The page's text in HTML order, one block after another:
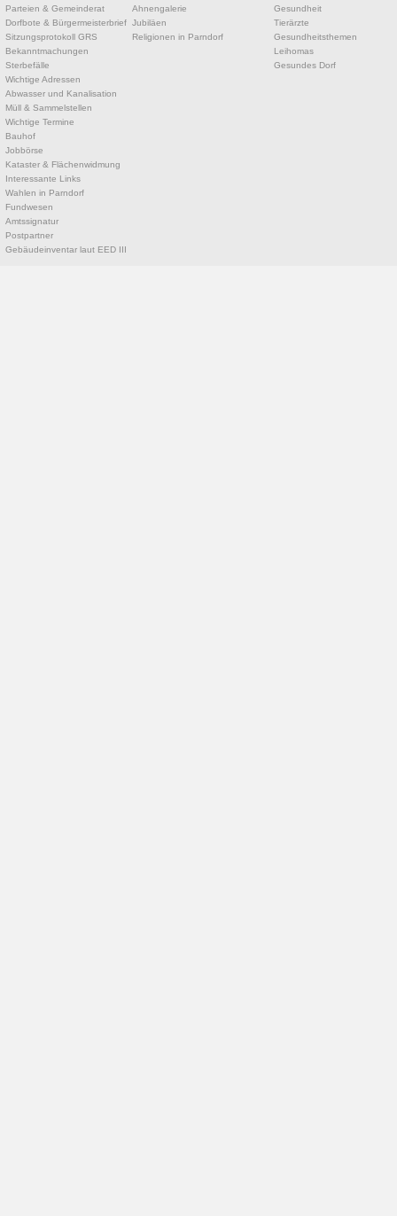
Parteien & Gemeinderat
Dorfbote & Bürgermeisterbrief
Sitzungsprotokoll GRS
Bekanntmachungen
Sterbefälle
Wichtige Adressen
Abwasser und Kanalisation
Müll & Sammelstellen
Wichtige Termine
Bauhof
Jobbörse
Kataster & Flächenwidmung
Interessante Links
Wahlen in Parndorf
Fundwesen
Amtssignatur
Postpartner
Gebäudeinventar laut EED III
Ahnengalerie
Jubiläen
Religionen in Parndorf
Gesundheit
Tierärzte
Gesundheitsthemen
Leihomas
Gesundes Dorf